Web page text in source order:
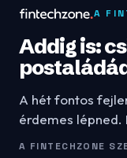
A
Addig is:
A hét fontos
érdemes lépned.
A FINTECHZONE